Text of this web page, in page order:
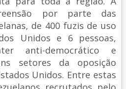
por parte das
de 400 fuzis de uso
Unidos e 6 pessoas,
anti-democrático e
setores da oposição
Unidos. Entre estas